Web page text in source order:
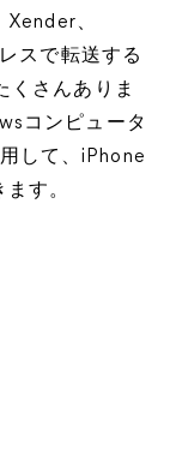
、
スで転送する
くさんありま
コンピュータ
して、iPhone
す。